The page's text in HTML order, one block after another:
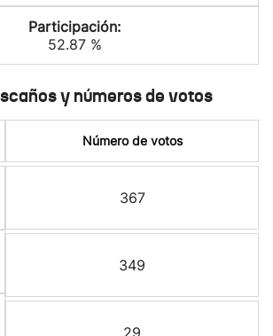
Participación:
52.87 %
y números de votos
Número de votos
367
349
29